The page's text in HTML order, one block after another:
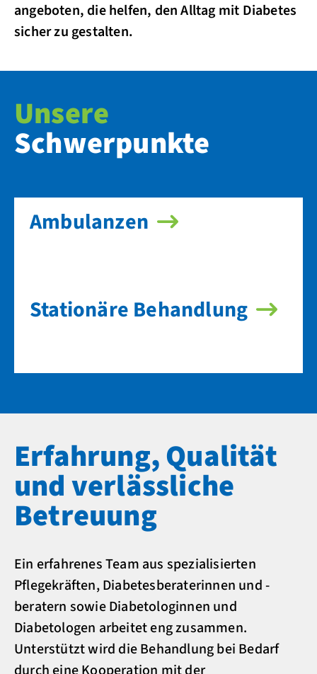
angeboten, die helfen, den Alltag mit Diabetes
sicher zu gestalten.
Unsere
Schwerpunkte
Ambulanzen
Stationäre Behandlung
Erfahrung, Qualität
und verlässliche
Betreuung
Ein erfahrenes Team aus spezialisierten
Pflegekräften, Diabetesberaterinnen und -
beratern sowie Diabetologinnen und
Diabetologen arbeitet eng zusammen.
Unterstützt wird die Behandlung bei Bedarf